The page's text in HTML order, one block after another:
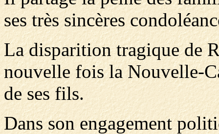
ses très sincères
La disparition tragique de
nouvelle fois la Nouvelle-
de ses fils.
Dans son engagement